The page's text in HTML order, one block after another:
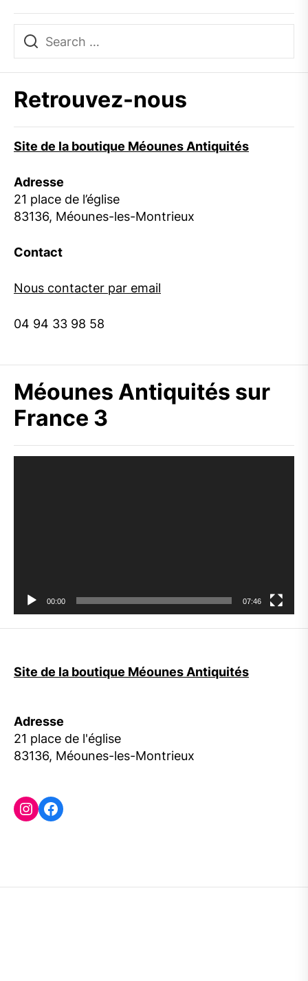
Retrouvez-nous
Site de la boutique Méounes Antiquités
Adresse
21 place de l’église
83136, Méounes-les-Montrieux
Contact
Nous contacter par email
04 94 33 98 58
Méounes Antiquités sur
France 3
00:00 07:46
Site de la boutique Méounes Antiquités
Adresse
21 place de l'église
83136, Méounes-les-Montrieux
Instagram
Facebook